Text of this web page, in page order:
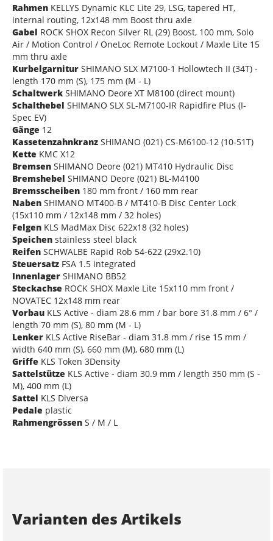
Rahmen KELLYS Dynamic KLC Lite 29, LSG, tapered HT,
internal routing, 12x148 mm Boost thru axle
Gabel ROCK SHOX Recon Silver RL (29) Boost, 100 mm, Solo
Air / Motion Control / OneLoc Remote Lockout / Maxle Lite 15
mm thru axle
Kurbelgarnitur SHIMANO SLX M7100-1 Hollowtech II (34T) -
length 170 mm (S), 175 mm (M - L)
Schaltwerk SHIMANO Deore XT M8100 (direct mount)
Schalthebel SHIMANO SLX SL-M7100-IR Rapidfire Plus (I-
Spec EV)
Gänge 12
Kassetenzahnkranz SHIMANO (021) CS-M6100-12 (10-51T)
Kette KMC X12
Bremsen SHIMANO Deore (021) MT410 Hydraulic Disc
Bremshebel SHIMANO Deore (021) BL-M4100
Bremsscheiben 180 mm front / 160 mm rear
Naben SHIMANO MT400-B / MT410-B Disc Center Lock
(15x110 mm / 12x148 mm / 32 holes)
Felgen KLS MadMax Disc 622x18 (32 holes)
Speichen stainless steel black
Reifen SCHWALBE Rapid Rob 54-622 (29x2.10)
Steuersatz FSA 1.5 integrated
Innenlager SHIMANO BB52
Steckachse ROCK SHOX Maxle Lite 15x110 mm front /
NOVATEC 12x148 mm rear
Vorbau KLS Active - diam 28.6 mm / bar bore 31.8 mm / 6° /
length 70 mm (S), 80 mm (M - L)
Lenker KLS Active RiseBar - diam 31.8 mm / rise 15 mm /
width 640 mm (S), 660 mm (M), 680 mm (L)
Griffe KLS Token 3Density
Sattelstütze KLS Active - diam 30.9 mm / length 350 mm (S -
M), 400 mm (L)
Sattel KLS Diversa
Pedale plastic
Rahmengrössen S / M / L
Varianten des Artikels